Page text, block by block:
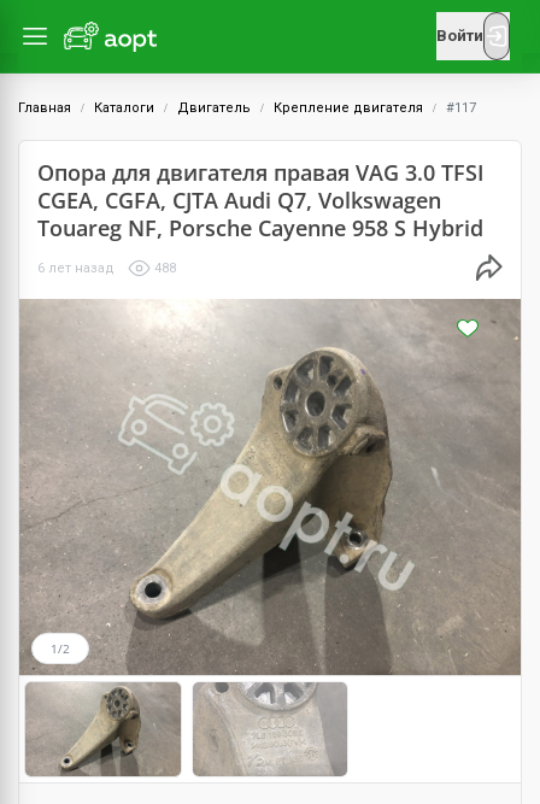
Войти
Главная Каталоги Двигатель Крепление двигателя #117
Опора для двигателя правая VAG 3.0 TFSI
CGEA, CGFA, CJTA Audi Q7, Volkswagen
Touareg NF, Porsche Cayenne 958 S Hybrid
6 лет назад 488
1/2